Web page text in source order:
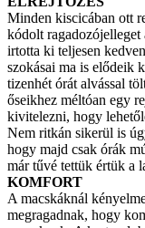
Minden kiscicában ott
kódolt ragadozójelleget
irtotta ki teljesen
szokásai ma is elődeik
tizenhét órát alvással
őseikhez méltóan egy
kivitelezni, hogy
Nem ritkán sikerül is
hogy majd csak órák
már tűvé tettük értük a
KOMFORT
A macskáknál
megragadnak, hogy